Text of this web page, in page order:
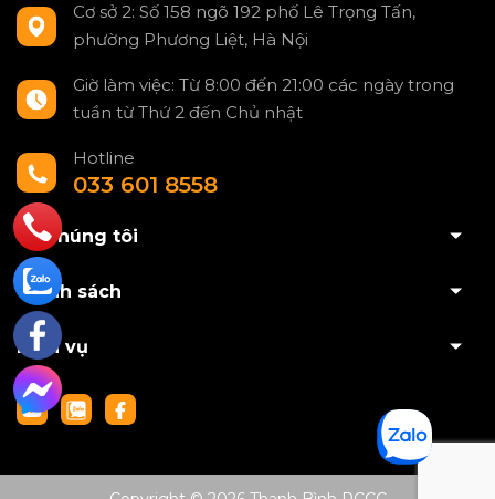
Cơ sở 2: Số 158 ngõ 192 phố Lê Trọng Tấn,
phường Phương Liệt, Hà Nội
Giờ làm việc: Từ 8:00 đến 21:00 các ngày trong
tuần từ Thứ 2 đến Chủ nhật
Hotline
033 601 8558
Về chúng tôi
Chính sách
Dịch vụ